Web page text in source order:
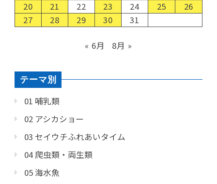
20
21 22 23 24 25
26
27
28 29 30 31
« 6月 8月 »
テーマ別
01 哺乳類
02 アシカショー
03 セイウチふれあいタイム
04 爬虫類・両生類
05 海水魚